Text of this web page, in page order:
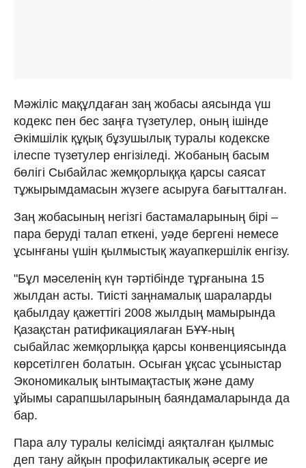
Мәжіліс мақұлдаған заң жобасы аясында үш
кодекс пен бес заңға түзетулер, оның ішінде
Әкімшілік құқық бұзушылық туралы кодекске
ілеспе түзетулер енгізіледі. Жобаның басым
бөлігі Сыбайлас жемқорлыққа қарсы саясат
тұжырымдамасын жүзеге асыруға бағытталған.
Заң жобасының негізгі бастамаларының бірі –
пара беруді талап еткені, уәде бергені немесе
ұсынғаны үшін қылмыстық жауапкершілік енгізу.
"Бұл мәселенің күн тәртібінде тұрғанына 15
жылдан асты. Тиісті заңнамалық шараларды
қабылдау қажеттігі 2008 жылдың мамырында
Қазақстан ратификациялаған БҰҰ-ның
сыбайлас жемқорлыққа қарсы конвенциясында
көрсетілген болатын. Осыған ұқсас ұсыныстар
Экономикалық ынтымақтастық және даму
ұйымы сарапшыларының баяндамаларында да
бар.
Пара алу туралы келісімді аяқталған қылмыс
деп тану айқын профилактикалық әсерге ие